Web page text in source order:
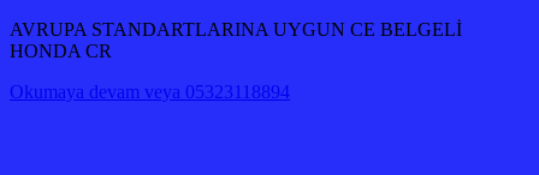
AVRUPA STANDARTLARINA UYGUN CE BELGELİ
HONDA CR
Okumaya devam veya 05323118894